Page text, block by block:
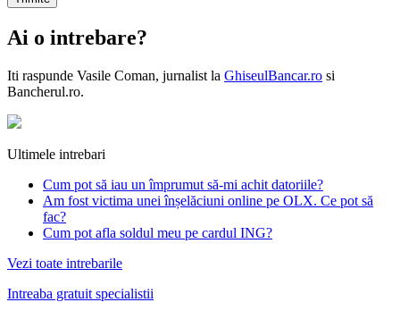
Ai o intrebare?
Iti raspunde Vasile Coman, jurnalist la GhiseulBancar.ro si
Bancherul.ro.
Ultimele intrebari
Cum pot să iau un împrumut să-mi achit datoriile?
Am fost victima unei înșelăciuni online pe OLX. Ce pot să
fac?
Cum pot afla soldul meu pe cardul ING?
Vezi toate intrebarile
Intreaba gratuit specialistii